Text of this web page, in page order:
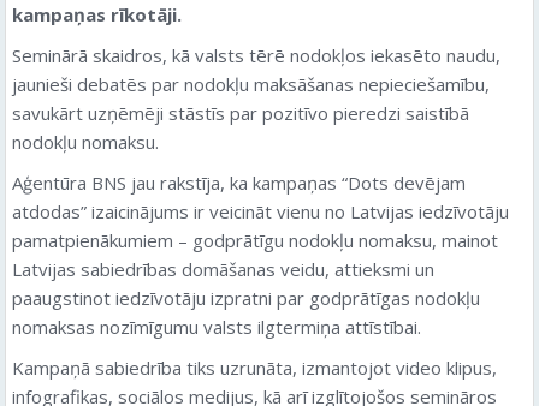
kampaņas rīkotāji.
Seminārā skaidros, kā valsts tērē nodokļos iekasēto naudu,
jaunieši debatēs par nodokļu maksāšanas nepieciešamību,
savukārt uzņēmēji stāstīs par pozitīvo pieredzi saistībā
nodokļu nomaksu.
Aģentūra BNS jau rakstīja, ka kampaņas “Dots devējam
atdodas” izaicinājums ir veicināt vienu no Latvijas iedzīvotāju
pamatpienākumiem – godprātīgu nodokļu nomaksu, mainot
Latvijas sabiedrības domāšanas veidu, attieksmi un
paaugstinot iedzīvotāju izpratni par godprātīgas nodokļu
nomaksas nozīmīgumu valsts ilgtermiņa attīstībai.
Kampaņā sabiedrība tiks uzrunāta, izmantojot video klipus,
infografikas, sociālos medijus, kā arī izglītojošos semināros